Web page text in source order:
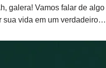
galera! Vamos falar de
sua vida em um verdadeiro…